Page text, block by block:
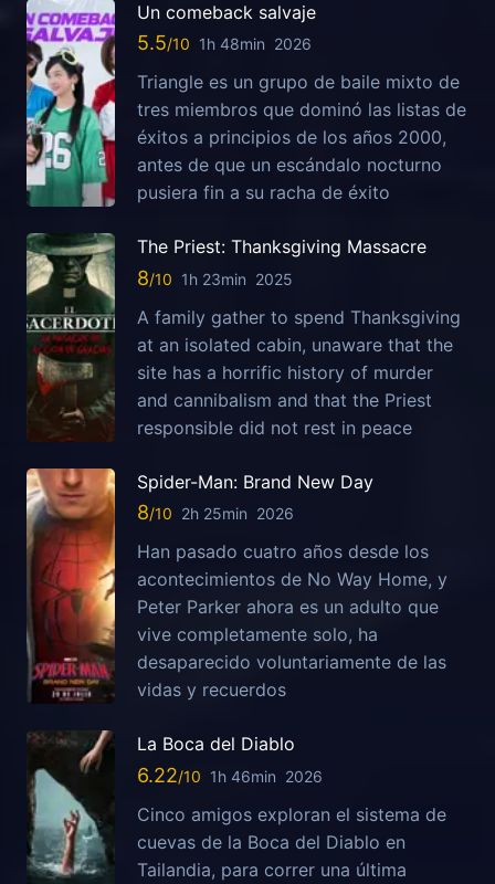
Un comeback salvaje
5.5 1h 48min 2026
Triangle es un grupo de baile mixto de
tres miembros que dominó las listas de
éxitos a principios de los años 2000,
antes de que un escándalo nocturno
pusiera fin a su racha de éxito
The Priest: Thanksgiving Massacre
8 1h 23min 2025
A family gather to spend Thanksgiving
at an isolated cabin, unaware that the
site has a horrific history of murder
and cannibalism and that the Priest
responsible did not rest in peace
Spider-Man: Brand New Day
8 2h 25min 2026
Han pasado cuatro años desde los
acontecimientos de No Way Home, y
Peter Parker ahora es un adulto que
vive completamente solo, ha
desaparecido voluntariamente de las
vidas y recuerdos
La Boca del Diablo
6.22 1h 46min 2026
Cinco amigos exploran el sistema de
cuevas de la Boca del Diablo en
Tailandia, para correr una última